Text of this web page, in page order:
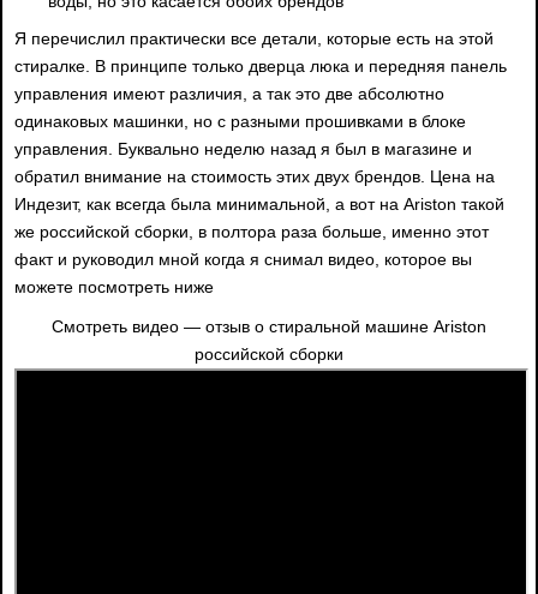
Я перечислил практически все детали, которые есть на этой
стиралке. В принципе только дверца люка и передняя панель
управления имеют различия, а так это две абсолютно
одинаковых машинки, но с разными прошивками в блоке
управления. Буквально неделю назад я был в магазине и
обратил внимание на стоимость этих двух брендов. Цена на
Индезит, как всегда была минимальной, а вот на Ariston такой
же российской сборки, в полтора раза больше, именно этот
факт и руководил мной когда я снимал видео, которое вы
можете посмотреть ниже
Смотреть видео — отзыв о стиральной машине Ariston
российской сборки